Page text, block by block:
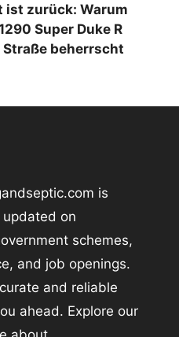
ist zurück: Warum
Super Duke R
beherrscht
is
on
schemes,
and job openings.
and reliable
ahead. Explore our